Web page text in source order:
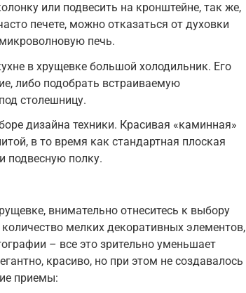
или подвесить на кронштейне, так же,
печете, можно отказаться от духовки
печь.
в хрущевке большой холодильник. Его
либо подобрать встраиваемую
столешницу.
дизайна техники. Красивая «каминная»
в то время как стандартная плоская
подвесную полку.
внимательно отнеситесь к выбору
мелких декоративных элементов,
– все это зрительно уменьшает
красиво, но при этом не создавалось
приемы: